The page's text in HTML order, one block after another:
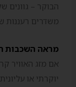
הבוקר – גוונים
משדרים רעננות
מראה השכבות
אם מזג האוויר
יוקרתי או